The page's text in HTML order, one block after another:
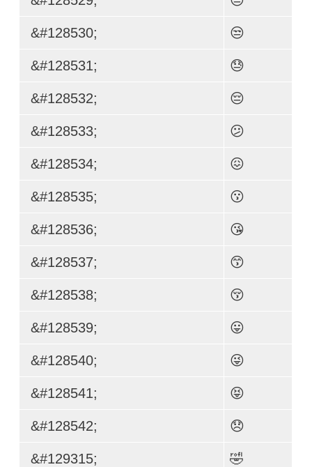
&#128530; 😒
&#128531; 😓
&#128532; 😔
&#128533; 😕
&#128534; 😖
&#128535; 😗
&#128536; 😘
&#128537; 😙
&#128538; 😚
&#128539; 😛
&#128540; 😜
&#128541; 😝
&#128542; 😞
&#129315; 🤣